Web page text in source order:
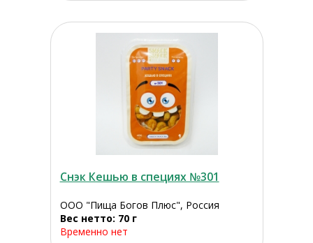
Снэк Кешью в специях №301
ООО "Пища Богов Плюс", Россия
Вес нетто: 70 г
Временно нет